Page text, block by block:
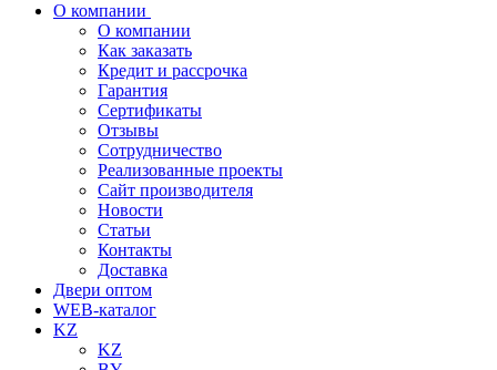
О компании
О компании
Как заказать
Кредит и рассрочка
Гарантия
Сертификаты
Отзывы
Сотрудничество
Реализованные проекты
Сайт производителя
Новости
Статьи
Контакты
Доставка
Двери оптом
WEB-каталог
KZ
KZ